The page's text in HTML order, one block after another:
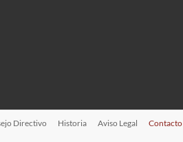
Directivo Historia Aviso Legal Contacto